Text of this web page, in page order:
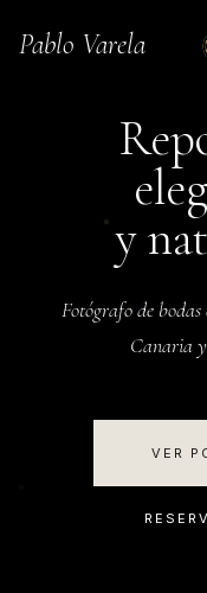
Pablo Varela
y
Fotógrafo de
Canaria
VER